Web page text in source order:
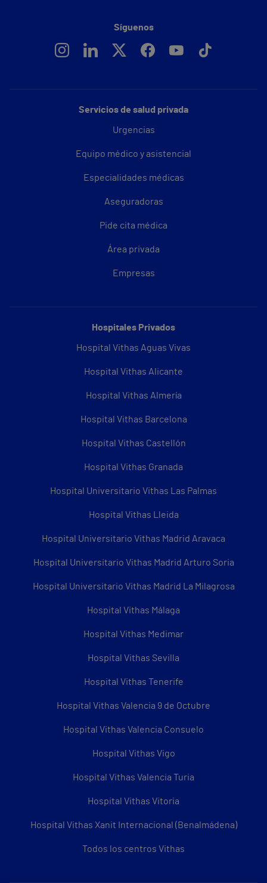
Servicios de salud privada
Urgencias
Equipo médico y asistencial
Especialidades médicas
Aseguradoras
Pide cita médica
Área privada
Empresas
Hospitales Privados
Hospital Vithas Aguas Vivas
Hospital Vithas Alicante
Hospital Vithas Almería
Hospital Vithas Barcelona
Hospital Vithas Castellón
Hospital Vithas Granada
Hospital Universitario Vithas Las Palmas
Hospital Vithas Lleida
Hospital Universitario Vithas Madrid Aravaca
Hospital Universitario Vithas Madrid Arturo Soria
Hospital Universitario Vithas Madrid La Milagrosa
Hospital Vithas Málaga
Hospital Vithas Medimar
Hospital Vithas Sevilla
Hospital Vithas Tenerife
Hospital Vithas Valencia 9 de Octubre
Hospital Vithas Valencia Consuelo
Hospital Vithas Vigo
Hospital Vithas Valencia Turia
Hospital Vithas Vitoria
Hospital Vithas Xanit Internacional (Benalmádena)
Todos los centros Vithas
Síguenos